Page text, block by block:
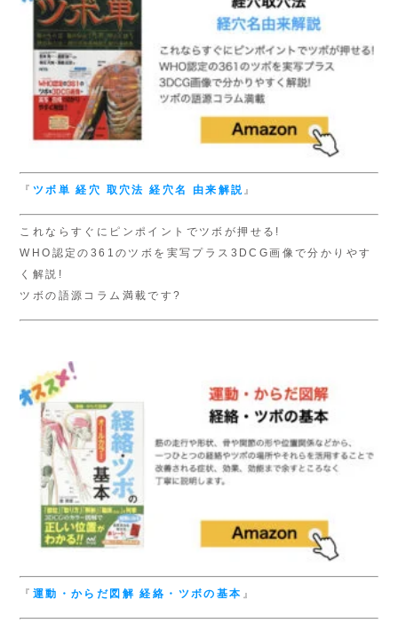
『 ツボ単経穴 取穴法経穴名 由来解説』
これならすぐにピンポイントでツボが押せる!
WHO認定の361のツボを実写プラス3DCG画像で分かりやす
く解説!
ツボの語源コラム満載です?
『 運動・からだ図解経絡・ツボの基本 』